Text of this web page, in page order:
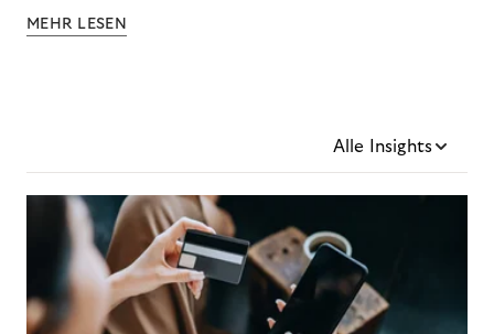
MEHR LESEN
Alle Insights